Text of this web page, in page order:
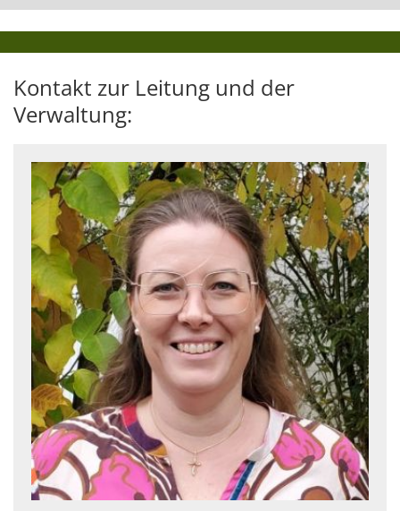
Kontakt zur Leitung und der
Verwaltung: